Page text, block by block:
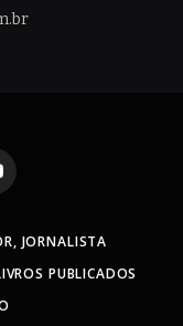
JORNALISTA
PUBLICADOS